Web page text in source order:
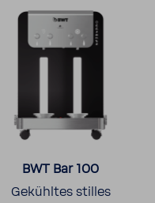
BWT Bar 100
Gekühltes stilles